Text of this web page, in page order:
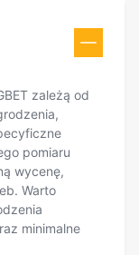
zależą od
pomiaru
wycenę,
Warto
minimalne